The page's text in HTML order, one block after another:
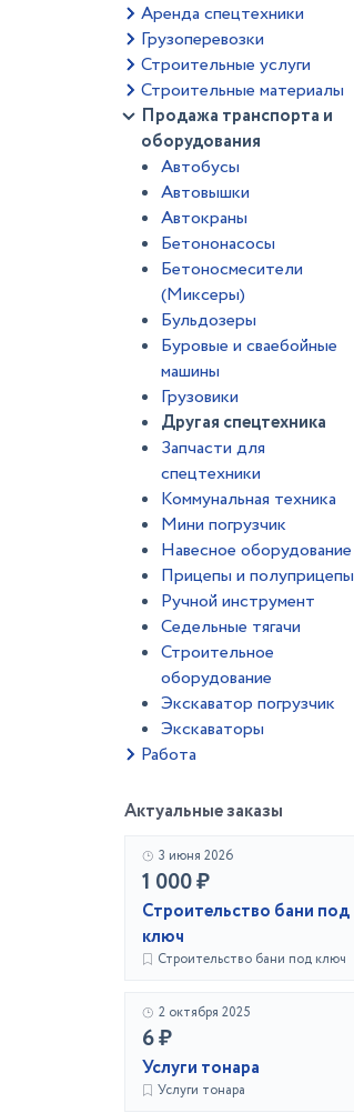
Аренда спецтехники
Грузоперевозки
Строительные услуги
Строительные материалы
Продажа транспорта и
оборудования
Автобусы
Автовышки
Автокраны
Бетононасосы
Бетоносмесители
(Миксеры)
Бульдозеры
Буровые и сваебойные
машины
Грузовики
Другая спецтехника
Запчасти для
спецтехники
Коммунальная техника
Мини погрузчик
Навесное оборудование
Прицепы и полуприцепы
Ручной инструмент
Седельные тягачи
Строительное
оборудование
Экскаватор погрузчик
Экскаваторы
Работа
Актуальные заказы
3 июня 2026
1 000 ₽
Строительство бани под
ключ
Строительство бани под ключ
2 октября 2025
6 ₽
Услуги тонара
Услуги тонара